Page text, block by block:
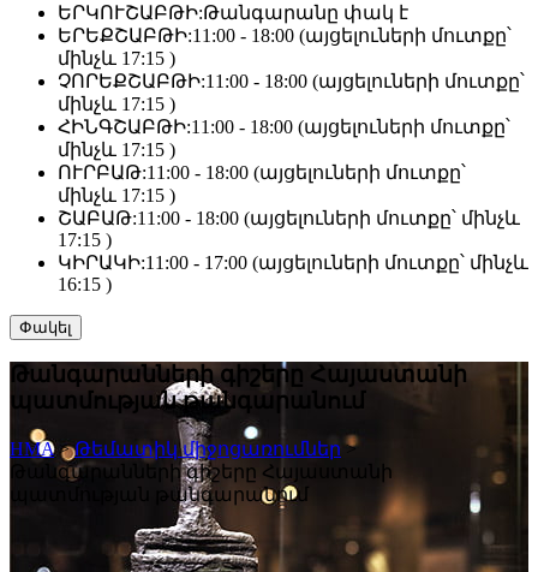
ԵՐԿՈՒՇԱԲԹԻ:Թանգարանը փակ է
ԵՐԵՔՇԱԲԹԻ:11:00 - 18:00 (այցելուների մուտքը՝
մինչև 17:15 )
ՉՈՐԵՔՇԱԲԹԻ:11:00 - 18:00 (այցելուների մուտքը՝
մինչև 17:15 )
ՀԻՆԳՇԱԲԹԻ:11:00 - 18:00 (այցելուների մուտքը՝
մինչև 17:15 )
ՈՒՐԲԱԹ:11:00 - 18:00 (այցելուների մուտքը՝
մինչև 17:15 )
ՇԱԲԱԹ:11:00 - 18:00 (այցելուների մուտքը՝ մինչև
17:15 )
ԿԻՐԱԿԻ:11:00 - 17:00 (այցելուների մուտքը՝ մինչև
16:15 )
Փակել
Թանգարանների գիշերը Հայաստանի
պատմության թանգարանում
HMA>Թեմատիկ միջոցառումներ >
Թանգարանների գիշերը Հայաստանի
պատմության թանգարանում